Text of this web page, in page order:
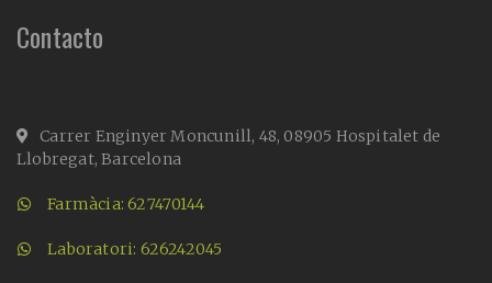
Contacto
Carrer Enginyer Moncunill, 48, 08905 Hospitalet de
Llobregat, Barcelona
Farmàcia: 627470144
Laboratori: 626242045